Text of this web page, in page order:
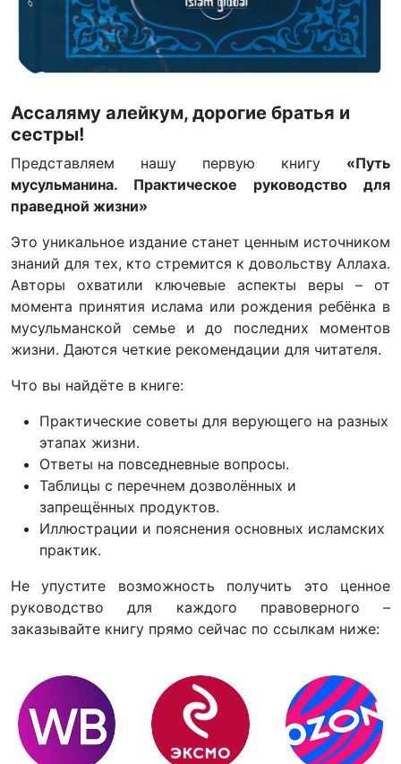
Ассаляму алейкум, дорогие братья и
сестры!
Представляем нашу первую книгу «Путь
мусульманина. Практическое руководство для
праведной жизни»
Это уникальное издание станет ценным источником
знаний для тех, кто стремится к довольству Аллаха.
Авторы охватили ключевые аспекты веры – от
момента принятия ислама или рождения ребёнка в
мусульманской семье и до последних моментов
жизни. Даются четкие рекомендации для читателя.
Что вы найдёте в книге:
Практические советы для верующего на разных
этапах жизни.
Ответы на повседневные вопросы.
Таблицы с перечнем дозволённых и
запрещённых продуктов.
Иллюстрации и пояснения основных исламских
практик.
Не упустите возможность получить это ценное
руководство для каждого правоверного –
заказывайте книгу прямо сейчас по ссылкам ниже: